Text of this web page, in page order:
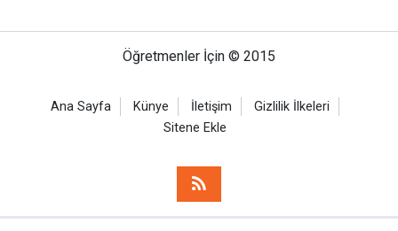
Öğretmenler İçin © 2015
Ana Sayfa Künye İletişim
Gizlilik İlkeleri
Sitene Ekle